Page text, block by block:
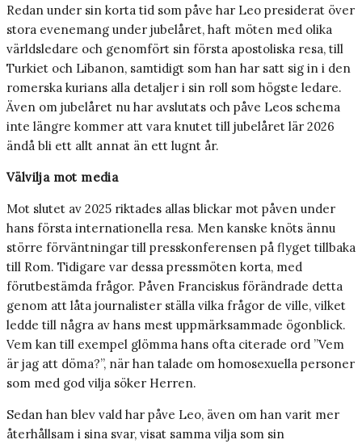
Redan under sin korta tid som påve har Leo presiderat över
stora evenemang under jubelåret, haft möten med olika
världsledare och genomfört sin första apostoliska resa, till
Turkiet och Libanon, samtidigt som han har satt sig in i den
romerska kurians alla detaljer i sin roll som högste ledare.
Även om jubelåret nu har avslutats och påve Leos schema
inte längre kommer att vara knutet till jubelåret lär 2026
ändå bli ett allt annat än ett lugnt år.
Välvilja mot media
Mot slutet av 2025 riktades allas blickar mot påven under
hans första internationella resa. Men kanske knöts ännu
större förväntningar till presskonferensen på flyget tillbaka
till Rom. Tidigare var dessa pressmöten korta, med
förutbestämda frågor. Påven Franciskus förändrade detta
genom att låta journalister ställa vilka frågor de ville, vilket
ledde till några av hans mest uppmärksammade ögonblick.
Vem kan till exempel glömma hans ofta citerade ord ”Vem
är jag att döma?”, när han talade om homosexuella personer
som med god vilja söker Herren.
Sedan han blev vald har påve Leo, även om han varit mer
återhållsam i sina svar, visat samma vilja som sin